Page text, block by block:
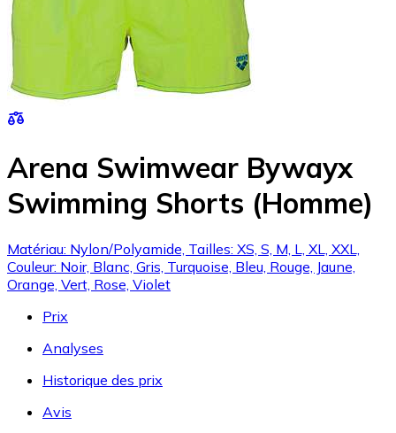
Arena Swimwear Bywayx
Swimming Shorts (Homme)
Matériau: Nylon/Polyamide, Tailles: XS, S, M, L, XL, XXL,
Couleur: Noir, Blanc, Gris, Turquoise, Bleu, Rouge, Jaune,
Orange, Vert, Rose, Violet
Prix
Analyses
Historique des prix
Avis